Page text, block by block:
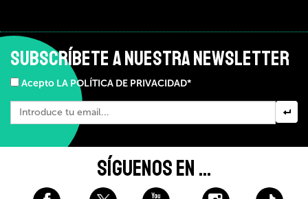
SUBSCRÍBETE A NUESTRA NEWSLETTER
Acepto LA POLÍTICA DE PRIVACIDAD*
SÍGUENOS EN ...